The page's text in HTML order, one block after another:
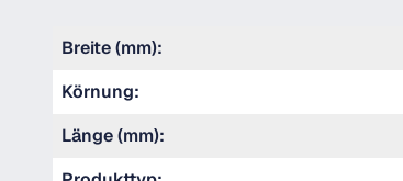
Breite (mm):
Körnung:
Länge (mm):